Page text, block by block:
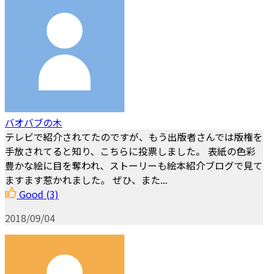
バオバブの木
テレビで紹介されてたのですが、もう出版者さんでは版権を
手放されてると知り、こちらに投票しました。 表紙の色彩
豊かな絵に目を奪われ、ストーリーも絵本紹介ブログで見て
ますます惹かれました。 ぜひ、また...
Good (3)
2018/09/04